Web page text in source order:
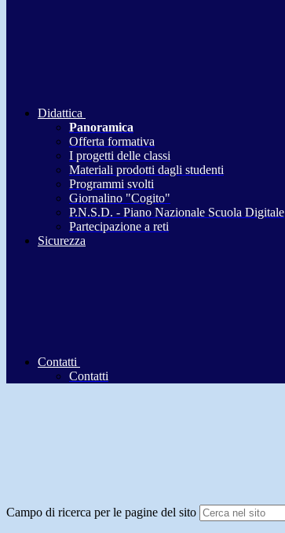
Didattica
Panoramica
Offerta formativa
I progetti delle classi
Materiali prodotti dagli studenti
Programmi svolti
Giornalino "Cogito"
P.N.S.D. - Piano Nazionale Scuola Digitale
Partecipazione a reti
Sicurezza
Contatti
Contatti
Campo di ricerca per le pagine del sito